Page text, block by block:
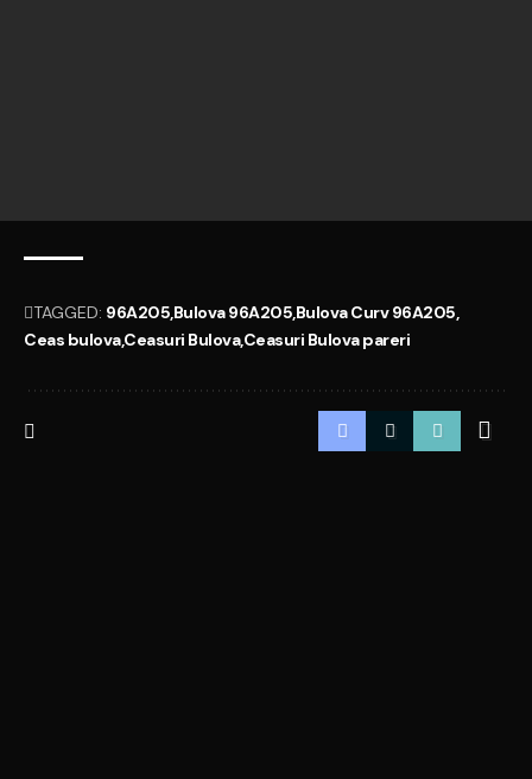
TAGGED: 96A205Bulova 96A205Bulova Curv 96A205
Ceas bulovaCeasuri BulovaCeasuri Bulova pareri